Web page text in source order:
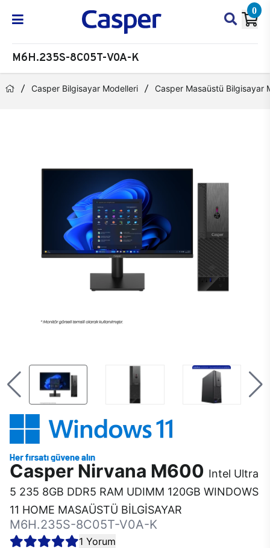
0
M6H.235S-8C05T-V0A-K
Casper Bilgisayar Modelleri Casper Masaüstü Bilgisayar
Casper Nirvana M600 Intel Ultra
5 235 8GB DDR5 RAM UDIMM 120GB WINDOWS
11 HOME MASAÜSTÜ BİLGİSAYAR
M6H.235S-8C05T-V0A-K
1 Yorum